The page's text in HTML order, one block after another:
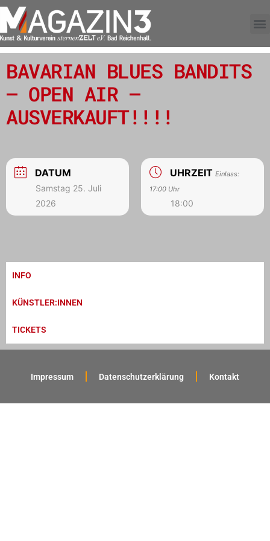
BAVARIAN BLUES BANDITS
– OPEN AIR –
AUSVERKAUFT!!!!
DATUM
Samstag 25. Juli
2026
UHRZEIT Einlass:
17:00 Uhr
18:00
INFO
KÜNSTLER:INNEN
TICKETS
Impressum Datenschutzerklärung Kontakt